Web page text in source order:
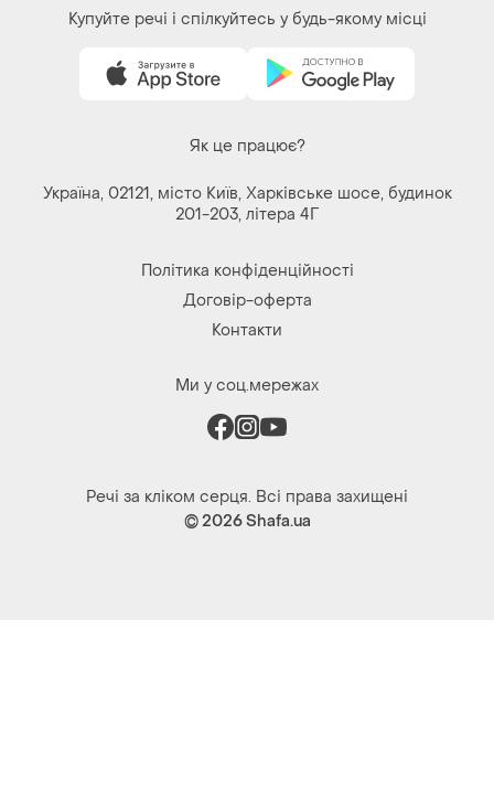
Купуйте речі і спілкуйтесь у будь-якому місці
Як це працює?
Україна, 02121, місто Київ, Харківське шосе, будинок
201-203, літера 4Г
Політика конфіденційності
Договір-оферта
Контакти
Ми у соц.мережах
Речі за кліком серця. Всі права захищені
© 2026Shafa.ua